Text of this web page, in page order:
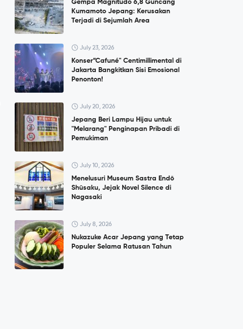
Gempa Magnitudo 6,8 Guncang
Kumamoto Jepang: Kerusakan
Terjadi di Sejumlah Area
July 23, 2026
Konser”Cafuné" Centimillimental di
Jakarta Bangkitkan Sisi Emosional
Penonton!
July 20, 2026
Jepang Beri Lampu Hijau untuk
"Melarang" Penginapan Pribadi di
Pemukiman
July 10, 2026
Menelusuri Museum Sastra Endō
Shūsaku, Jejak Novel Silence di
Nagasaki
July 8, 2026
Nukazuke Acar Jepang yang Tetap
Populer Selama Ratusan Tahun